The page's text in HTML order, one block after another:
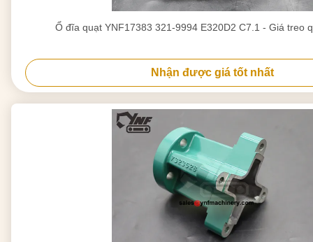
Ổ đĩa quạt YNF17383 321-9994 E320D2 C7.1 - Giá treo
Nhận được giá tốt nhất